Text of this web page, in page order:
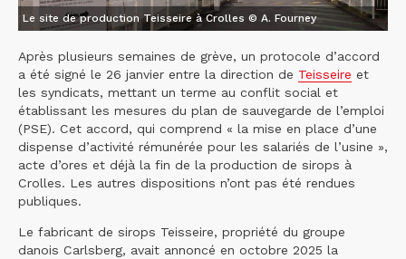
Le site de production Teisseire à Crolles © A. Fourney
Après plusieurs semaines de grève, un protocole d’accord
a été signé le 26 janvier entre la direction de Teisseire et
les syndicats, mettant un terme au conflit social et
établissant les mesures du plan de sauvegarde de l’emploi
(PSE). Cet accord, qui comprend « la mise en place d’une
dispense d’activité rémunérée pour les salariés de l’usine »,
acte d’ores et déjà la fin de la production de sirops à
Crolles. Les autres dispositions n’ont pas été rendues
publiques.
Le fabricant de sirops Teisseire, propriété du groupe
danois Carlsberg, avait annoncé en octobre 2025 la